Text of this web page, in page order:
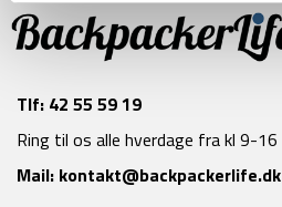
Tlf: 42 55 59 19
Ring til os alle hverdage fra kl 9-16
Mail: kontakt@backpackerlife.dk